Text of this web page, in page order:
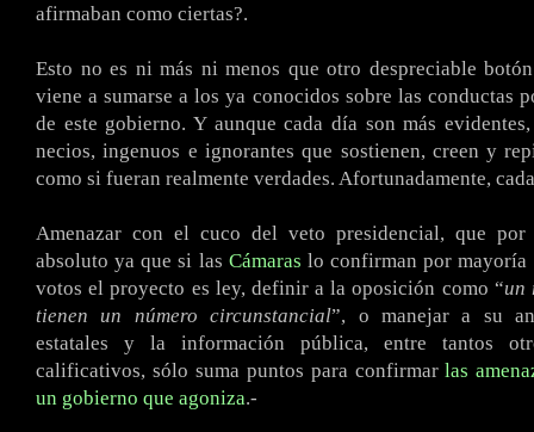
afirmaban como ciertas?.
Esto no es ni más ni menos que otro despreciable
viene a sumarse a los ya conocidos sobre las conductas
de este gobierno. Y aunque cada día son más
necios, ingenuos e ignorantes que sostienen, creen y
como si fueran realmente verdades. Afortunadamente,
Amenazar con el cuco del veto presidencial, que
absoluto ya que si las Cámaras lo confirman por mayoría
votos el proyecto es ley, definir a la oposición como “un
tienen un número circunstancial”, o manejar a su
estatales y la información pública, entre tantos
calificativos, sólo suma puntos para confirmarlas
un gobierno que agoniza.-